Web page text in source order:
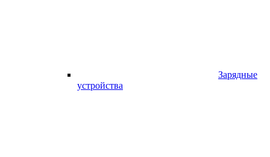
Зарядные
устройства